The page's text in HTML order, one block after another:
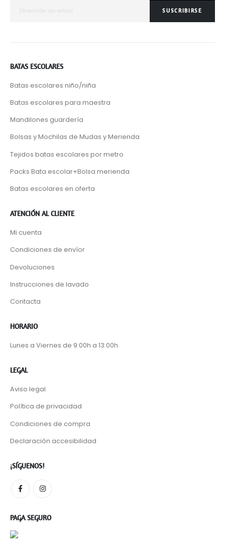
SUSCRIBIRSE
BATAS ESCOLARES
Batas escolares niño/niña
Batas escolares para maestra
Mandilones guardería
Bolsas y Mochilas de Mudas y Merienda
Tejidos batas escolares por metro
Packs Bata escolar+Bolsa merienda
Batas escolares en oferta
ATENCIÓN AL CLIENTE
Mi cuenta
Condiciones de envíor
Devoluciones
Instrucciones de lavado
Contacta
HORARIO
Lunes a Viernes de 9:00h a 13:00h
LEGAL
Aviso legal
Política de privacidad
Condiciones de compra
Declaración accesibilidad
¡SÍGUENOS!
PAGA SEGURO